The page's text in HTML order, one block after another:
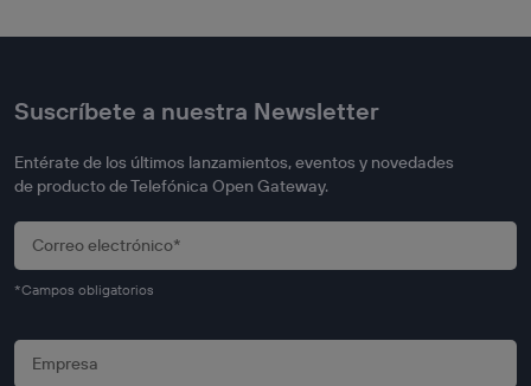
Suscríbete a nuestra Newsletter
Entérate de los últimos lanzamientos, eventos y novedades
de producto de Telefónica Open Gateway.
*Campos obligatorios